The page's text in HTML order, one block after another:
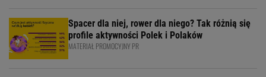
Spacer dla niej, rower dla niego? Tak różnią się
profile aktywności Polek i Polaków
MATERIAŁ PROMOCYJNY PR